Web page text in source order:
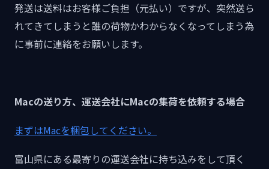
発送は送料はお客様ご負担（元払い）ですが、突然送ら
れてきてしまうと誰の荷物かわからなくなってしまう為
に事前に連絡をお願いします。
Macの送り方、運送会社にMacの集荷を依頼する場合
まずはMacを梱包してください。
富山県にある最寄りの運送会社に持ち込みをして頂く